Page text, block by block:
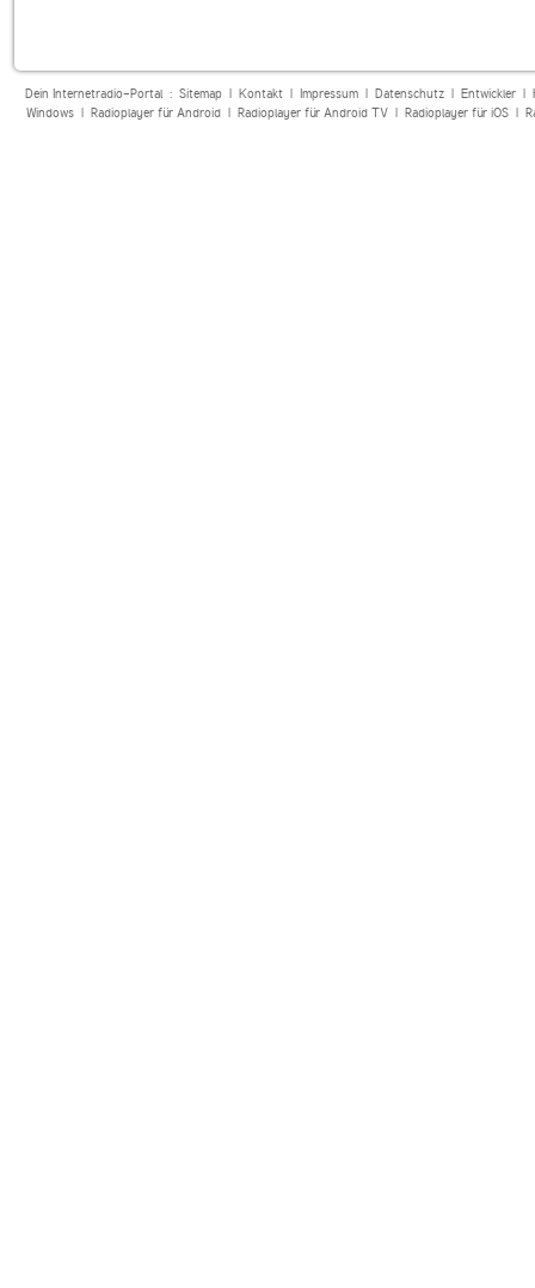
Dein Internetradio-Portal : Sitemap| Kontakt| Impressum| Datenschutz| Entwickler|
Windows| Radioplayer für Android| Radioplayer für Android TV| Radioplayer für iOS|